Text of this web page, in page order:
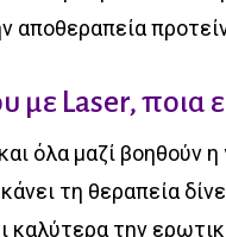
αποθεραπεία
με Laser, ποια
όλα μαζί βοηθούν
τη θεραπεία
καλύτερα την